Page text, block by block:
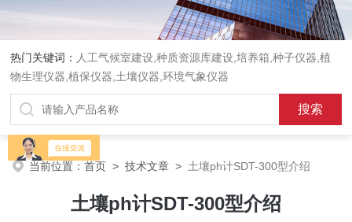
热门关键词： 人工气候室建设,种质资源库建设,培养箱,种子仪器,植
物生理仪器,植保仪器,土壤仪器,环境气象仪器
当前位置：首页 >技术文章 > 土壤ph计SDT-300型介绍
土壤ph计SDT-300型介绍